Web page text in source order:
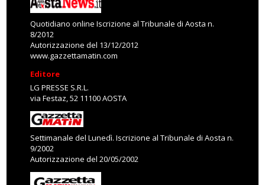
Quotidiano online Iscrizione al Tribunale di Aosta n.
8/2012
Autorizzazione del 13/12/2012
www.gazzettamatin.com
Editore
LG PRESSE S.R.L.
via Festaz, 52 11100 AOSTA
Settimanale del Lunedì. Iscrizione al Tribunale di Aosta n.
9/2002
Autorizzazione del 20/05/2002